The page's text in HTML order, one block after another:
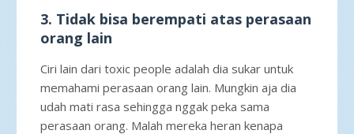
3. Tidak bisa berempati atas perasaan
orang lain
Ciri lain dari toxic people adalah dia sukar untuk
memahami perasaan orang lain. Mungkin aja dia
udah mati rasa sehingga nggak peka sama
perasaan orang. Malah mereka heran kenapa